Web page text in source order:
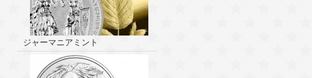
ジャーマニアミント